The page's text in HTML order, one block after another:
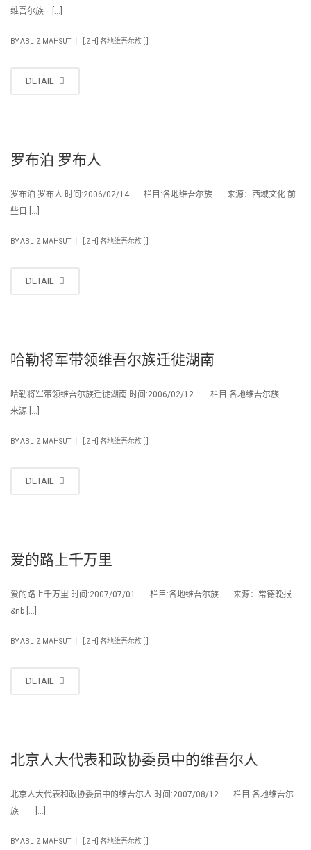
维吾尔族 […]
BYABLIZ MAHSUT [:ZH] 各地维吾尔族 [:]
DETAIL
罗布泊 罗布人
罗布泊 罗布人 时间:2006/02/14 栏目:各地维吾尔族 来源：西域文化 前
些日 […]
BYABLIZ MAHSUT [:ZH] 各地维吾尔族 [:]
DETAIL
哈勒将军带领维吾尔族迁徙湖南
哈勒将军带领维吾尔族迁徙湖南 时间:2006/02/12 栏目:各地维吾尔族
来源 […]
BYABLIZ MAHSUT [:ZH] 各地维吾尔族 [:]
DETAIL
爱的路上千万里
爱的路上千万里 时间:2007/07/01 栏目:各地维吾尔族 来源：常德晚报
&nb […]
BYABLIZ MAHSUT [:ZH] 各地维吾尔族 [:]
DETAIL
北京人大代表和政协委员中的维吾尔人
北京人大代表和政协委员中的维吾尔人 时间:2007/08/12 栏目:各地维吾尔
族 […]
BYABLIZ MAHSUT [:ZH] 各地维吾尔族 [:]